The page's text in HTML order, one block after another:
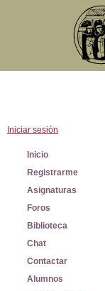
Iniciar sesión
Inicio
Registrarme
Asignaturas
Foros
Biblioteca
Chat
Contactar
Alumnos